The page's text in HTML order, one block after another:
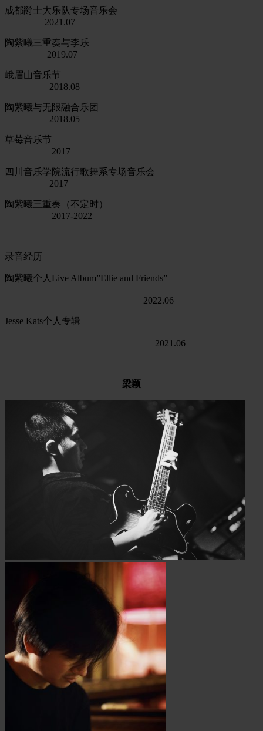
成都爵士大乐队专场音乐会
2021.07
陶紫曦三重奏与李乐
2019.07
峨眉山音乐节
2018.08
陶紫曦与无限融合乐团
2018.05
草莓音乐节
2017
四川音乐学院流行歌舞系专场音乐会
2017
陶紫曦三重奏（不定时）
2017-2022
录音经历
陶紫曦个人Live Album”Ellie and Friends”
2022.06
Jesse Kats个人专辑
2021.06
梁颖